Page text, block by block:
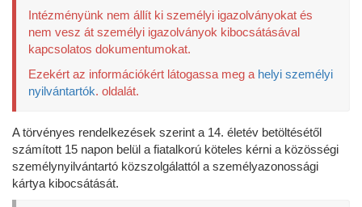
Intézményünk nem állít ki személyi igazolványokat és
nem vesz át személyi igazolványok kibocsátásával
kapcsolatos dokumentumokat.
Ezekért az információkért látogassa meg a helyi személyi
nyilvántartók. oldalát.
A törvényes rendelkezések szerint a 14. életév betöltésétől
számított 15 napon belül a fiatalkorú köteles kérni a közösségi
személynyilvántartó közszolgálattól a személyazonossági
kártya kibocsátását.